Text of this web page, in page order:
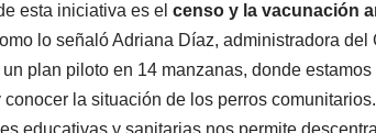
esta iniciativa es el censo y la vacunación
lo señaló Adriana Díaz, administradora del
plan piloto en 14 manzanas, donde
la situación de los perros
educativas y sanitarias nos permite